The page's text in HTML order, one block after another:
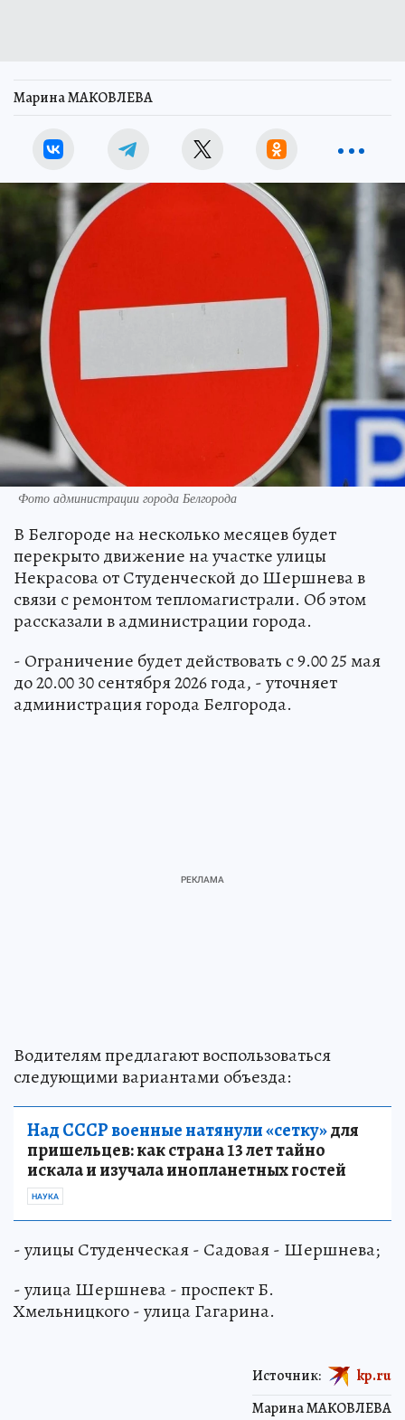
Марина МАКОВЛЕВА
Фото администрации города Белгорода
В Белгороде на несколько месяцев будет
перекрыто движение на участке улицы
Некрасова от Студенческой до Шершнева в
связи с ремонтом тепломагистрали. Об этом
рассказали в администрации города.
- Ограничение будет действовать с 9.00 25 мая
до 20.00 30 сентября 2026 года, - уточняет
администрация города Белгорода.
Водителям предлагают воспользоваться
следующими вариантами объезда:
Над СССР военные натянули «сетку»для
пришельцев: как страна 13 лет тайно
искала и изучала инопланетных гостей
НАУКА
- улицы Студенческая - Садовая - Шершнева;
- улица Шершнева - проспект Б.
Хмельницкого - улица Гагарина.
Марина МАКОВЛЕВА
Источник: kp.ru